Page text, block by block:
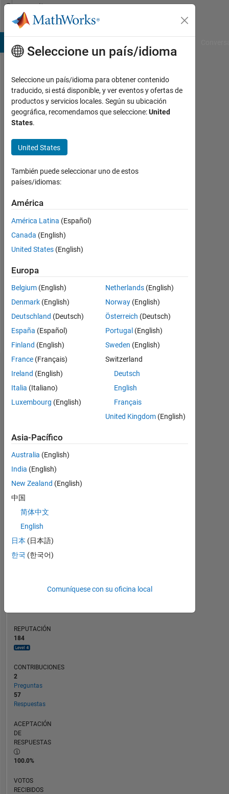
Saltar al contenido
Community
Profile
Musashi
Ito
Last
más
de 3
años
hace
Con
actividad
desde
2019
Followers:
Following:
Follow
Panel de control
Estadística
CONTRIBUCIONES 10
-2
-1
1
2
3
5
6
7
9
11
16 14
-4
REPUTACIÓN
184
CONTRIBUCIONES
2
Preguntas
57
Respuestas
ACEPTACIÓN
DE
RESPUESTAS
100.0%
VOTOS
RECIBIDOS
Seleccione un país/idioma
Seleccione un país/idioma para obtener contenido
traducido, si está disponible, y ver eventos y ofertas de
productos y servicios locales. Según su ubicación
geográfica, recomendamos que seleccione:United
States.
United States
También puede seleccionar uno de estos
países/idiomas:
América
América Latina (Español)
Canada (English)
United States (English)
Europa
Belgium (English)
Denmark (English)
Deutschland (Deutsch)
España (Español)
Finland (English)
France (Français)
Ireland (English)
Italia (Italiano)
Luxembourg (English)
Netherlands(English)
Norway(English)
Österreich (Deutsch)
Portugal (English)
Sweden (English)
Switzerland
Deutsch
English
Français
United Kingdom(English)
Asia-Pacífico
Australia (English)
India (English)
New Zealand (English)
中国
简体中文
English
日本 (日本語)
한국 (한국어)
Comuníquese con su oficina local